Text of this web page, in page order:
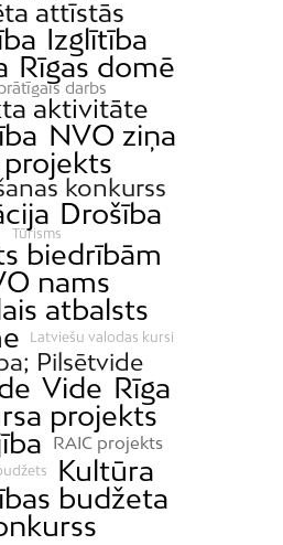
attīstās
Izglītība
Rīgas domē
darbs
aktivitāte
NVO ziņa
projekts
konkurss
Drošība
Tūrisms
biedrībām
nams
atbalsts
Latviešu valodas kursi
Pilsētvide
Vide Rīga
projekts
RAIC projekts
Kultūra
budžeta